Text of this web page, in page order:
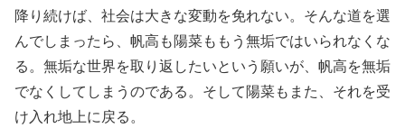
降り続けば、社会は大きな変動を免れない。そんな道を選
んでしまったら、帆高も陽菜ももう無垢ではいられなくな
る。無垢な世界を取り返したいという願いが、帆高を無垢
でなくしてしまうのである。そして陽菜もまた、それを受
け入れ地上に戻る。